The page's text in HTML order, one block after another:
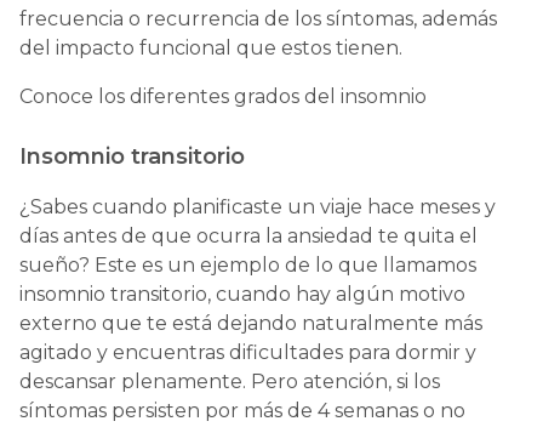
frecuencia o recurrencia de los síntomas, además
del impacto funcional que estos tienen.
Conoce los diferentes grados del insomnio
Insomnio transitorio
¿Sabes cuando planificaste un viaje hace meses y
días antes de que ocurra la ansiedad te quita el
sueño? Este es un ejemplo de lo que llamamos
insomnio transitorio, cuando hay algún motivo
externo que te está dejando naturalmente más
agitado y encuentras dificultades para dormir y
descansar plenamente. Pero atención, si los
síntomas persisten por más de 4 semanas o no